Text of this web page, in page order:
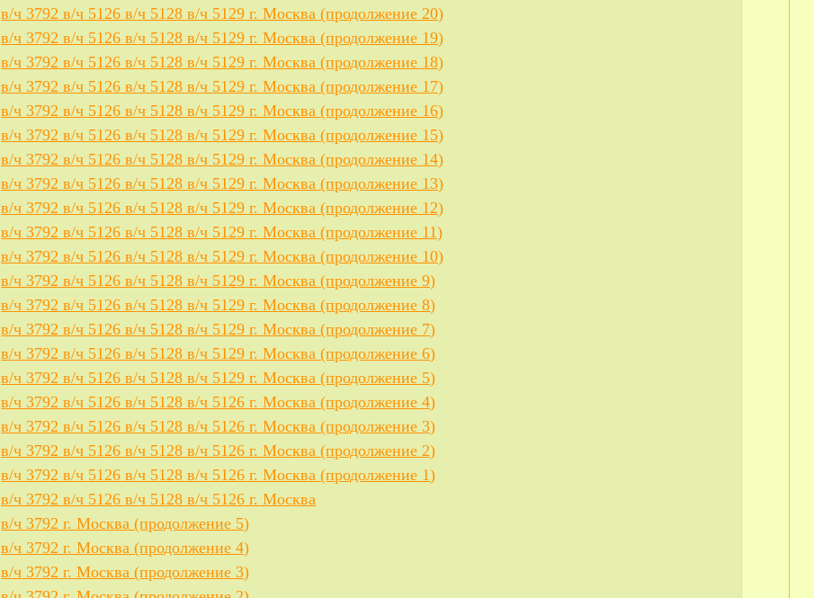
в/ч 3792 в/ч 5126 в/ч 5128 в/ч 5129 г. Москва (продолжение 20)
в/ч 3792 в/ч 5126 в/ч 5128 в/ч 5129 г. Москва (продолжение 19)
в/ч 3792 в/ч 5126 в/ч 5128 в/ч 5129 г. Москва (продолжение 18)
в/ч 3792 в/ч 5126 в/ч 5128 в/ч 5129 г. Москва (продолжение 17)
в/ч 3792 в/ч 5126 в/ч 5128 в/ч 5129 г. Москва (продолжение 16)
в/ч 3792 в/ч 5126 в/ч 5128 в/ч 5129 г. Москва (продолжение 15)
в/ч 3792 в/ч 5126 в/ч 5128 в/ч 5129 г. Москва (продолжение 14)
в/ч 3792 в/ч 5126 в/ч 5128 в/ч 5129 г. Москва (продолжение 13)
в/ч 3792 в/ч 5126 в/ч 5128 в/ч 5129 г. Москва (продолжение 12)
в/ч 3792 в/ч 5126 в/ч 5128 в/ч 5129 г. Москва (продолжение 11)
в/ч 3792 в/ч 5126 в/ч 5128 в/ч 5129 г. Москва (продолжение 10)
в/ч 3792 в/ч 5126 в/ч 5128 в/ч 5129 г. Москва (продолжение 9)
в/ч 3792 в/ч 5126 в/ч 5128 в/ч 5129 г. Москва (продолжение 8)
в/ч 3792 в/ч 5126 в/ч 5128 в/ч 5129 г. Москва (продолжение 7)
в/ч 3792 в/ч 5126 в/ч 5128 в/ч 5129 г. Москва (продолжение 6)
в/ч 3792 в/ч 5126 в/ч 5128 в/ч 5129 г. Москва (продолжение 5)
в/ч 3792 в/ч 5126 в/ч 5128 в/ч 5126 г. Москва (продолжение 4)
в/ч 3792 в/ч 5126 в/ч 5128 в/ч 5126 г. Москва (продолжение 3)
в/ч 3792 в/ч 5126 в/ч 5128 в/ч 5126 г. Москва (продолжение 2)
в/ч 3792 в/ч 5126 в/ч 5128 в/ч 5126 г. Москва (продолжение 1)
в/ч 3792 в/ч 5126 в/ч 5128 в/ч 5126 г. Москва
в/ч 3792 г. Москва (продолжение 5)
в/ч 3792 г. Москва (продолжение 4)
в/ч 3792 г. Москва (продолжение 3)